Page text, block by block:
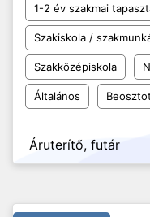
1-2 év szakmai
Szakiskola /
Szakközépiskola
Általános
Áruterítő, futár